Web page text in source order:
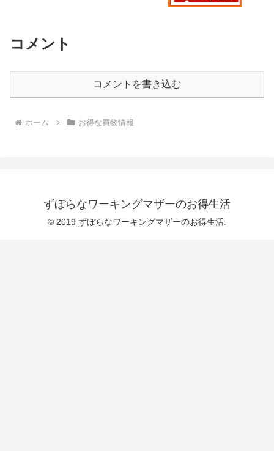
コメント
コメントを書き込む
ホーム お得な買物情報
ずぼらなワーキングマザーのお得生活
© 2019 ずぼらなワーキングマザーのお得生活.